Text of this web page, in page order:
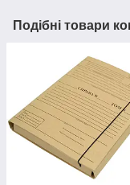
Подібні товари